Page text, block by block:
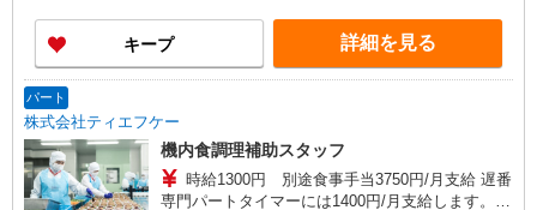
キープ 詳細を見る
パート
株式会社ティエフケー
機内食調理補助スタッフ
時給1300円 別途食事手当3750円/月支給 遅番
専門パートタイマーには1400円/月支給します。